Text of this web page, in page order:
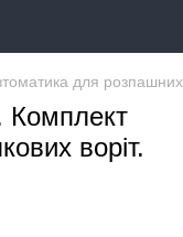
для розпашних
Комплект
воріт.